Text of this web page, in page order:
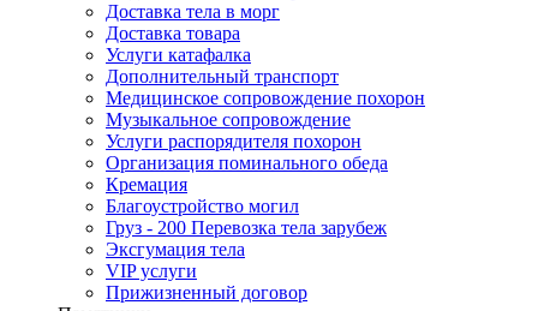
Доставка тела в морг
Доставка товара
Услуги катафалка
Дополнительный транспорт
Медицинское сопровождение похорон
Музыкальное сопровождение
Услуги распорядителя похорон
Организация поминального обеда
Кремация
Благоустройство могил
Груз - 200 Перевозка тела зарубеж
Эксгумация тела
VIP услуги
Прижизненный договор